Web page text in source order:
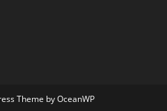
Theme by OceanWP